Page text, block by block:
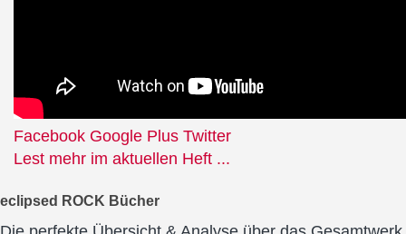
Facebook Google Plus Twitter
Lest mehr im aktuellen Heft ...
eclipsed ROCK Bücher